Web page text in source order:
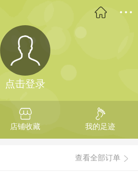
点击登录
店铺收藏 我的足迹
查看全部订单